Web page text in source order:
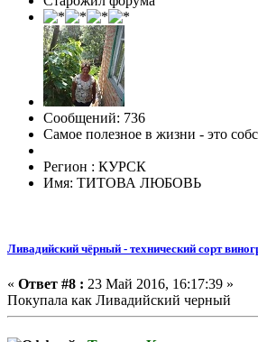
Сообщений: 736
Самое полезное в жизни - это
Регион : КУРСК
Имя: ТИТОВА ЛЮБОВЬ
Ливадийский чёрный - технический сорт
« Ответ #8 : 23 Май 2016, 16:17:39 »
Покупала как Ливадийский черный